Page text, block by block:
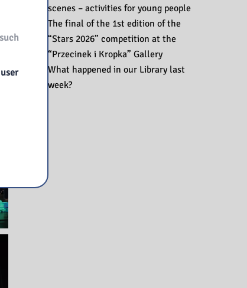
scenes – activities for young people
The final of the 1st edition of the
“Stars 2026” competition at the
“Przecinek i Kropka” Gallery
What happened in our Library last
week?